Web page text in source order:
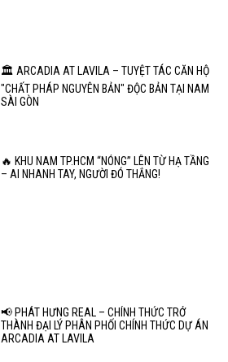
🏛️ ARCADIA AT LAVILA – TUYỆT TÁC CĂN HỘ
"CHẤT PHÁP NGUYÊN BẢN" ĐỘC BẢN TẠI NAM
SÀI GÒN
🔥 KHU NAM TP.HCM “NÓNG” LÊN TỪ HẠ TẦNG
– AI NHANH TAY, NGƯỜI ĐÓ THẮNG!
📢 PHÁT HƯNG REAL – CHÍNH THỨC TRỞ
THÀNH ĐẠI LÝ PHÂN PHỐI CHÍNH THỨC DỰ ÁN
ARCADIA AT LAVILA